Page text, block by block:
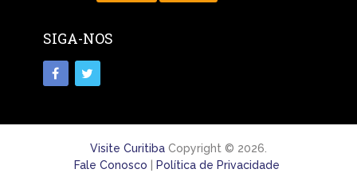
SIGA-NOS
Visite CuritibaCopyright © 2026.
Fale Conosco
Política de Privacidade